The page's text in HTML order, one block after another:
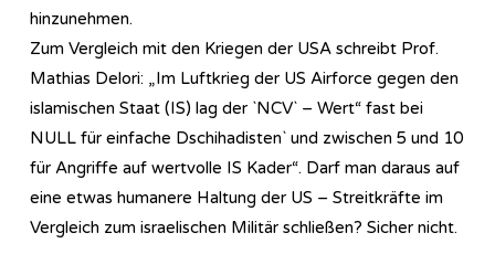
hinzunehmen.
Zum Vergleich mit den Kriegen der USA schreibt Prof.
Mathias Delori: „Im Luftkrieg der US Airforce gegen den
islamischen Staat (IS) lag der `NCV` – Wert“ fast bei
NULL für einfache Dschihadisten` und zwischen 5 und 10
für Angriffe auf wertvolle IS Kader“. Darf man daraus auf
eine etwas humanere Haltung der US – Streitkräfte im
Vergleich zum israelischen Militär schließen? Sicher nicht.